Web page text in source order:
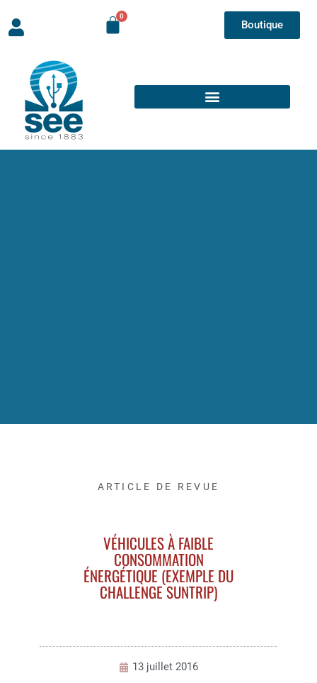
Boutique
ARTICLE DE REVUE
VÉHICULES À FAIBLE
CONSOMMATION
ÉNERGÉTIQUE (EXEMPLE DU
CHALLENGE SUNTRIP)
13 juillet 2016